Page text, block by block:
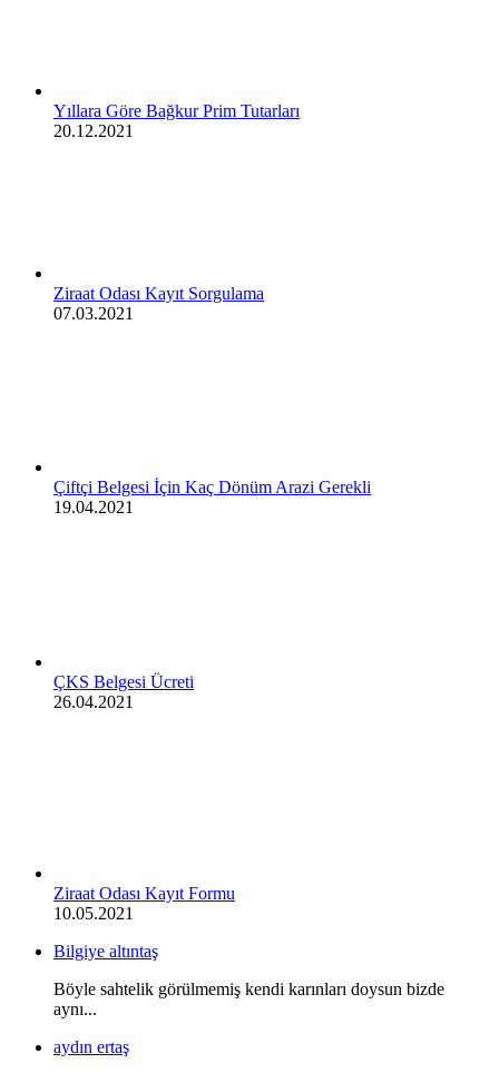
Yıllara Göre Bağkur Prim Tutarları
20.12.2021
Ziraat Odası Kayıt Sorgulama
07.03.2021
Çiftçi Belgesi İçin Kaç Dönüm Arazi Gerekli
19.04.2021
ÇKS Belgesi Ücreti
26.04.2021
Ziraat Odası Kayıt Formu
10.05.2021
Bilgiye altıntaş
Böyle sahtelik görülmemiş kendi karınları doysun bizde
aynı...
aydın ertaş